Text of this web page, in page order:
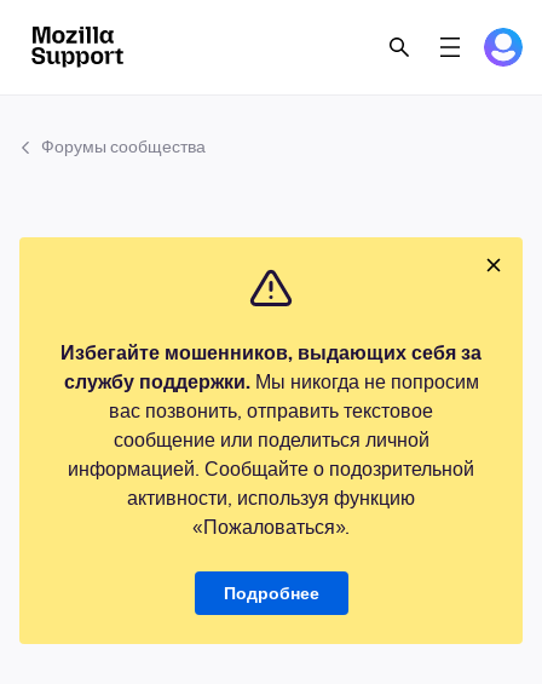
Форумы сообщества
Избегайте мошенников, выдающих себя за
службу поддержки.Мы никогда не попросим
вас позвонить, отправить текстовое
сообщение или поделиться личной
информацией. Сообщайте о подозрительной
активности, используя функцию
«Пожаловаться».
Подробнее